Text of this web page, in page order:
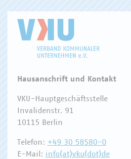
Hausanschrift und Kontakt
VKU-Hauptgeschäftsstelle
Invalidenstr. 91
10115 Berlin
Telefon: +49 30 58580-0
E-Mail: info(at)vku(dot)de